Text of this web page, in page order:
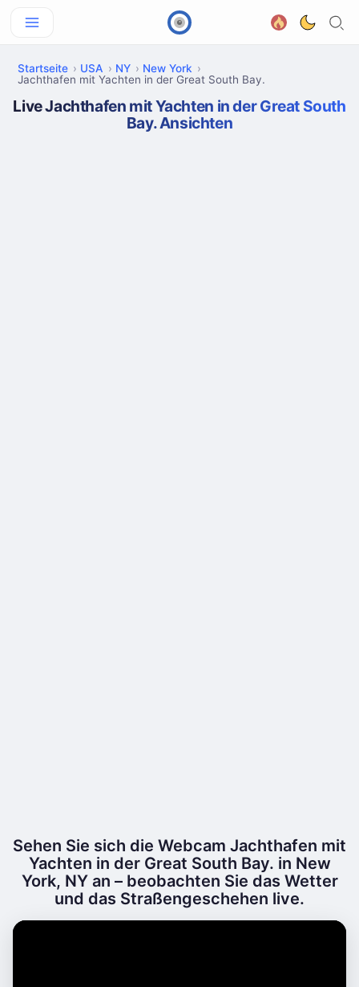
Startseite USA NY
New York
Jachthafen mit Yachten in der Great South Bay.
Live Jachthafen mit Yachten in der Great South
Bay. Ansichten
Sehen Sie sich die Webcam Jachthafen mit
Yachten in der Great South Bay. in New
York, NY an – beobachten Sie das Wetter
und das Straßengeschehen live.